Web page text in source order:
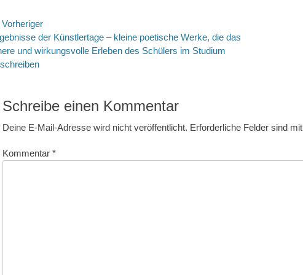
der Künstlertage – kleine poetische Werke, die das
und wirkungsvolle Erleben des Schülers im Studium
Schreibe einen Kommentar
Deine E-Mail-Adresse wird nicht veröffentlicht. Erforderliche Felder sind mit
Kommentar *